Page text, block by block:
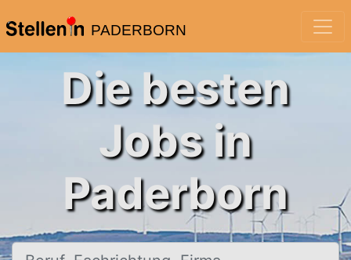
PADERBORN
Die besten
Jobs in
Paderborn
Beruf, Fachrichtung, Firma